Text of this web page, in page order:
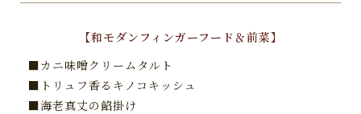
【和モダンフィンガーフード＆前菜】
■カニ味噌クリームタルト
■トリュフ香るキノコキッシュ
■海老真丈の餡掛け